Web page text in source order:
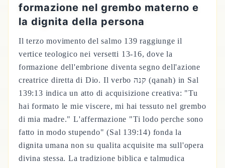
formazione nel grembo materno e
la dignita della persona
Il terzo movimento del salmo 139 raggiunge il
vertice teologico nei versetti 13-16, dove la
formazione dell'embrione diventa segno dell'azione
creatrice diretta di Dio. Il verbo קנה (qanah) in Sal
139:13 indica un atto di acquisizione creativa: "Tu
hai formato le mie viscere, mi hai tessuto nel grembo
di mia madre." L'affermazione "Ti lodo perche sono
fatto in modo stupendo" (Sal 139:14) fonda la
dignita umana non su qualita acquisite ma sull'opera
divina stessa. La tradizione biblica e talmudica